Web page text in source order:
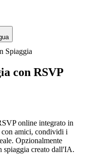
Spiaggia
con RSVP
online integrato in
amici, condividi i
Opzionalmente
spiaggia creato dall'IA.